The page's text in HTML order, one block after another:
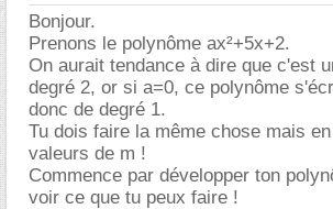
Bonjour.
Prenons le polynôme ax²+5x+2.
On aurait tendance à dire que c'est
degré 2, or si a=0, ce polynôme
donc de degré 1.
Tu dois faire la même chose mais
valeurs de m !
Commence par développer ton
voir ce que tu peux faire !